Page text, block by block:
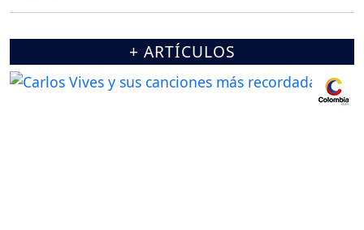
+ ARTÍCULOS